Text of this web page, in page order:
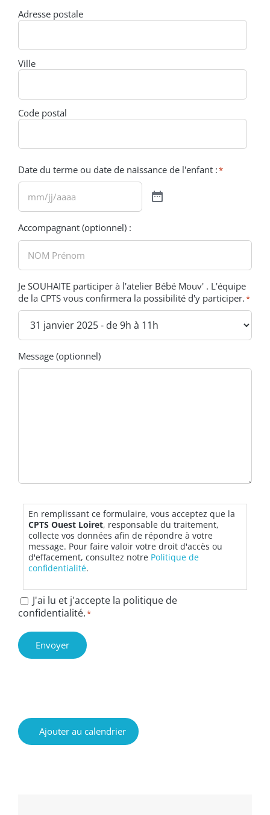
Adresse postale
Ville
Code postal
Date du terme ou date de naissance de l'enfant :*
Accompagnant (optionnel) :
Je SOUHAITE participer à l'atelier Bébé Mouv' . L'équipe
de la CPTS vous confirmera la possibilité d'y participer.*
Message (optionnel)
En remplissant ce formulaire, vous acceptez que la
CPTS Ouest Loiret, responsable du traitement,
collecte vos données afin de répondre à votre
message. Pour faire valoir votre droit d'accès ou
d'effacement, consultez notre Politique de
confidentialité.
J'ai lu et j'accepte la politique de
confidentialité.*
Envoyer
Ajouter au calendrier